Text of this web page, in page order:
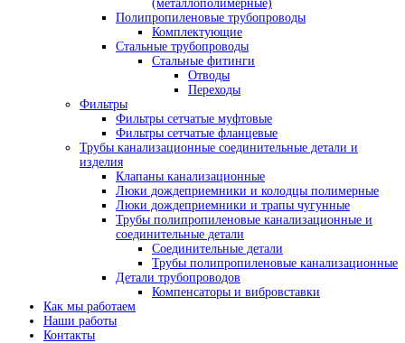
(металлополимерные)
Полипропиленовые трубопроводы
Комплектующие
Стальные трубопроводы
Стальные фитинги
Отводы
Переходы
Фильтры
Фильтры сетчатые муфтовые
Фильтры сетчатые фланцевые
Трубы канализационные соединительные детали и
изделия
Клапаны канализационные
Люки дождеприемники и колодцы полимерные
Люки дождеприемники и трапы чугунные
Трубы полипропиленовые канализационные и
соединительные детали
Соединительные детали
Трубы полипропиленовые канализационные
Детали трубопроводов
Компенсаторы и вибровставки
Как мы работаем
Наши работы
Контакты